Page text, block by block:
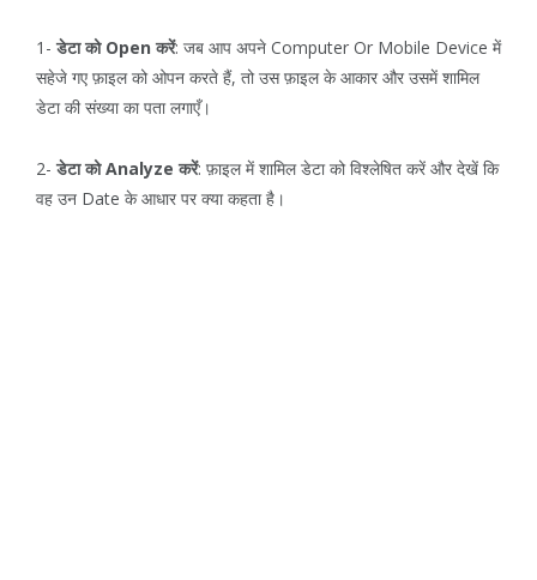
1-डेटा को Open करें: जब आप अपने Computer Or Mobile Device में
सहेजे गए फ़ाइल को ओपन करते हैं, तो उस फ़ाइल के आकार और उसमें शामिल
डेटा की संख्या का पता लगाएँ।
2-डेटा को Analyze करें: फ़ाइल में शामिल डेटा को विश्लेषित करें और देखें कि
वह उन Date के आधार पर क्या कहता है।